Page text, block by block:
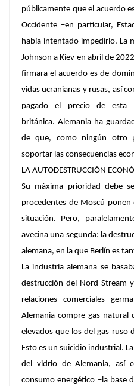
públicamente que el acuerdo
Occidente –en particular,
había intentado impedirlo. La
Johnson a Kiev en abril de
firmara el acuerdo es de
vidas ucranianas y rusas, así
pagado el precio de esta
británica. Alemania ha
de que, como ningún otro
soportar las consecuencias
LA AUTODESTRUCCIÓN
Su máxima prioridad debe
procedentes de Moscú
situación. Pero,
avecina una segunda: la
alemana, en la que Berlín es
La industria alemana se
destrucción del Nord Stream
relaciones comerciales
Alemania compre gas natural
elevados que los del gas ruso
Esto es un suicidio industrial.
del vidrio de Alemania, así
consumo energético –la base